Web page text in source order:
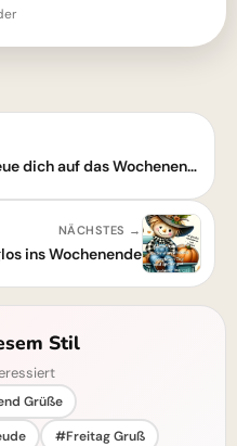
Schönen Freitag - Freue dich auf das Wochenende!
NÄCHSTES →
ins Wochenende
Stil
Grüße
#Freitag Gruß